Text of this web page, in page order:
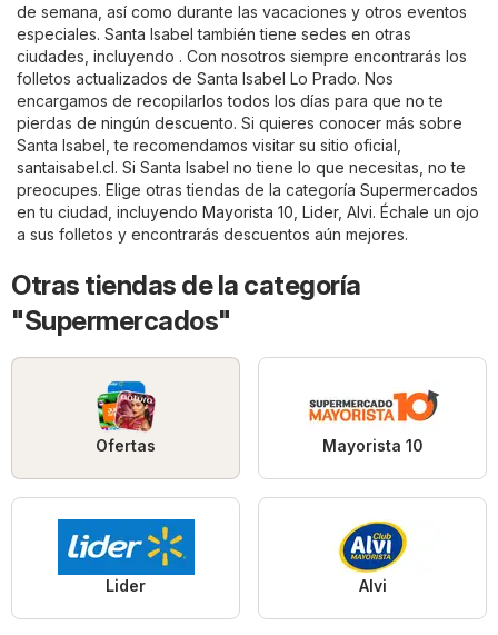
de semana, así como durante las vacaciones y otros eventos
especiales. Santa Isabel también tiene sedes en otras
ciudades, incluyendo . Con nosotros siempre encontrarás los
folletos actualizados de Santa Isabel Lo Prado. Nos
encargamos de recopilarlos todos los días para que no te
pierdas de ningún descuento. Si quieres conocer más sobre
Santa Isabel, te recomendamos visitar su sitio oficial,
santaisabel.cl. Si Santa Isabel no tiene lo que necesitas, no te
preocupes. Elige otras tiendas de la categoría Supermercados
en tu ciudad, incluyendo Mayorista 10 Lider, Alvi. Échale un ojo
a sus folletos y encontrarás descuentos aún mejores.
Otras tiendas de la categoría
"Supermercados"
Ofertas Mayorista 10
Lider Alvi